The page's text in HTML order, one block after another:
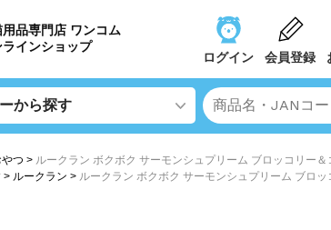
品専門店 ワンコム
ラインショップ
ログイン 会員登録
やつ
ルークラン ボクボク サーモンシュプリーム ブロッコリー
ルークラン ルークラン ボクボク サーモンシュプリーム ブロ